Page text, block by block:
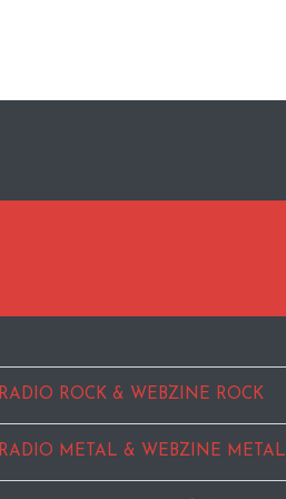
RADIO ROCK & WEBZINE ROCK
RADIO METAL & WEBZINE METAL